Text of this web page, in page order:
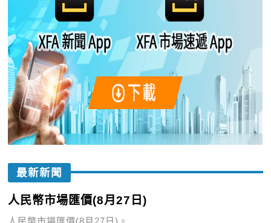
最新新聞
人民幣市場匯價(8月27日)
人民幣市場匯價(8月27日)。